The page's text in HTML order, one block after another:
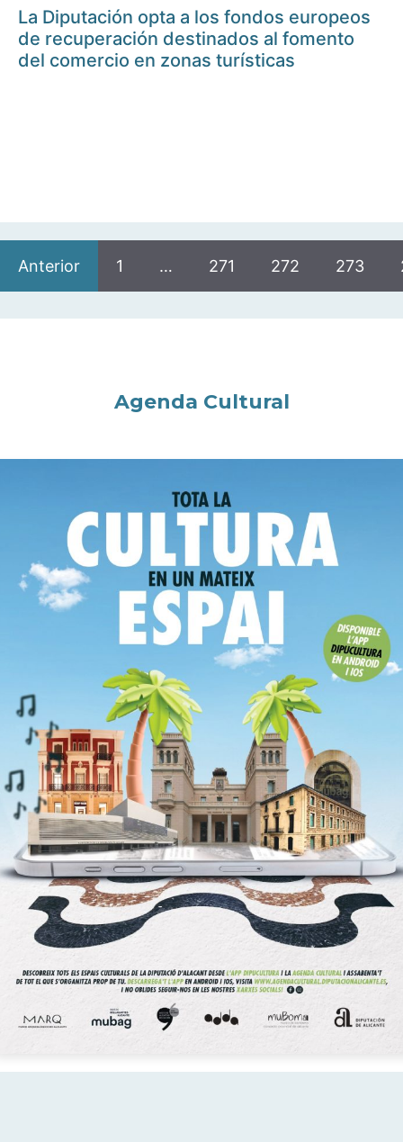
La Diputación opta a los fondos europeos
de recuperación destinados al fomento
del comercio en zonas turísticas
Anterior 1 … 271 272 273
Agenda Cultural